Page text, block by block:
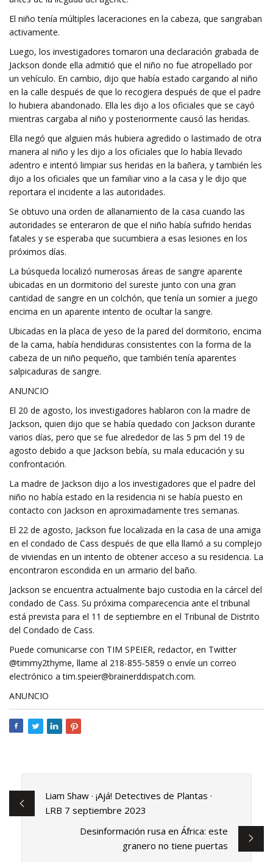
El niño tenía múltiples laceraciones en la cabeza, que sangraban
activamente.
Luego, los investigadores tomaron una declaración grabada de
Jackson donde ella admitió que el niño no fue atropellado por
un vehículo. En cambio, dijo que había estado cargando al niño
en la calle después de que lo recogiera después de que el padre
lo hubiera abandonado. Ella les dijo a los oficiales que se cayó
mientras cargaba al niño y posteriormente causó las heridas.
Ella negó que alguien más hubiera agredido o lastimado de otra
manera al niño y les dijo a los oficiales que lo había llevado
adentro e intentó limpiar sus heridas en la bañera, y también les
dijo a los oficiales que un familiar vino a la casa y le dijo que
reportara el incidente a las autoridades.
Se obtuvo una orden de allanamiento de la casa cuando las
autoridades se enteraron de que el niño había sufrido heridas
fatales y se esperaba que sucumbiera a esas lesiones en los
próximos días.
La búsqueda localizó numerosas áreas de sangre aparente
ubicadas en un dormitorio del sureste junto con una gran
cantidad de sangre en un colchón, que tenía un somier a juego
encima en un aparente intento de ocultar la sangre.
Ubicadas en la placa de yeso de la pared del dormitorio, encima
de la cama, había hendiduras consistentes con la forma de la
cabeza de un niño pequeño, que también tenía aparentes
salpicaduras de sangre.
ANUNCIO
El 20 de agosto, los investigadores hablaron con la madre de
Jackson, quien dijo que se había quedado con Jackson durante
varios días, pero que se fue alrededor de las 5 pm del 19 de
agosto debido a que Jackson bebía, su mala educación y su
confrontación.
La madre de Jackson dijo a los investigadores que el padre del
niño no había estado en la residencia ni se había puesto en
contacto con Jackson en aproximadamente tres semanas.
El 22 de agosto, Jackson fue localizada en la casa de una amiga
en el condado de Cass después de que ella llamó a su complejo
de viviendas en un intento de obtener acceso a su residencia. La
encontraron escondida en un armario del baño.
Jackson se encuentra actualmente bajo custodia en la cárcel del
condado de Cass. Su próxima comparecencia ante el tribunal
está prevista para el 11 de septiembre en el Tribunal de Distrito
del Condado de Cass.
Puede comunicarse con TIM SPEIER, redactor, en Twitter
@timmy2thyme, llame al 218-855-5859 o envíe un correo
electrónico atim.speier@brainerddispatch.com.
ANUNCIO
Liam Shaw · ¡Ajá! Detectives de Plantas ·
LRB 7 septiembre 2023
Desinformación rusa en África: este
granero no tiene puertas